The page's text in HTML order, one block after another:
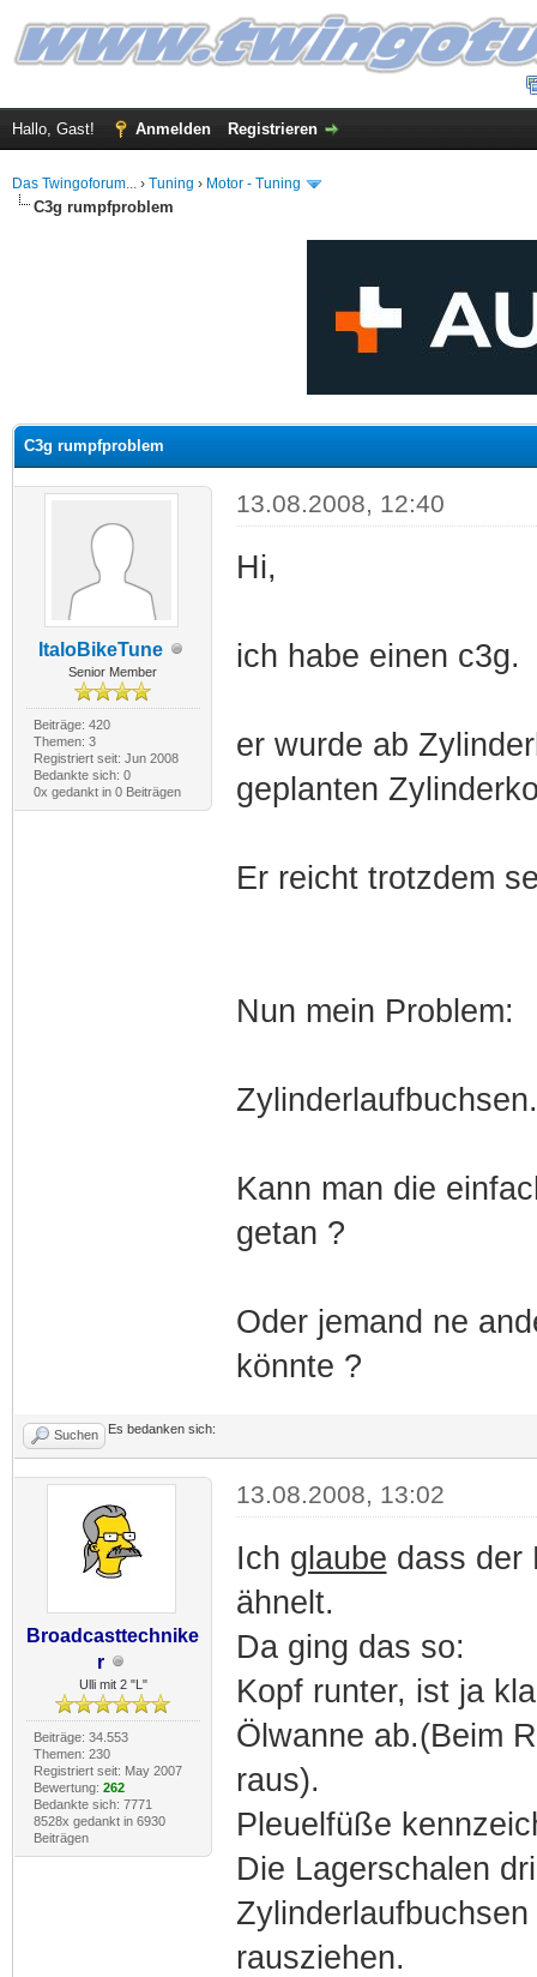
Hallo, Gast! Anmelden Registrieren
Das Twingoforum... › Tuning › Motor - Tuning
C3g rumpfproblem
C3g rumpfproblem
ItaloBikeTune
Senior Member
Beiträge: 420
Themen: 3
Registriert seit: Jun 2008
Bedankte sich: 0
0x gedankt in 0 Beiträgen
13.08.2008, 12:40
Hi,
ich habe einen c3g.
er wurde ab
geplanten
Er reicht trotzdem
Nun mein Problem:
Zylinderlaufbuchsen.
Kann man die
getan ?
Oder jemand ne
könnte ?
Suchen Es bedanken sich:
Broadcasttechnike
r
Ulli mit 2 "L"
Beiträge: 34.553
Themen: 230
Registriert seit: May 2007
Bewertung: 262
Bedankte sich: 7771
8528x gedankt in 6930
Beiträgen
13.08.2008, 13:02
Ich glaube dass der
ähnelt.
Da ging das so:
Kopf runter, ist ja
Ölwanne ab.(Beim
raus).
Pleuelfüße
Die Lagerschalen
rausziehen.